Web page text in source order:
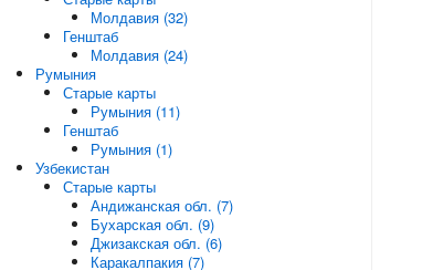
Молдавия (32)
Генштаб
Молдавия (24)
Румыния
Старые карты
Румыния (11)
Генштаб
Румыния (1)
Узбекистан
Старые карты
Андижанская обл. (7)
Бухарская обл. (9)
Джизакская обл. (6)
Каракалпакия (7)